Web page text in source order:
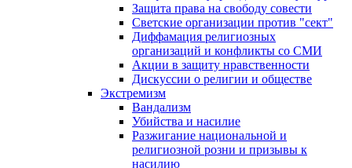
Защита права на свободу совести
Светские организации против "сект"
Диффамация религиозных
организаций и конфликты со СМИ
Акции в защиту нравственности
Дискуссии о религии и обществе
Экстремизм
Вандализм
Убийства и насилие
Разжигание национальной и
религиозной розни и призывы к
насилию